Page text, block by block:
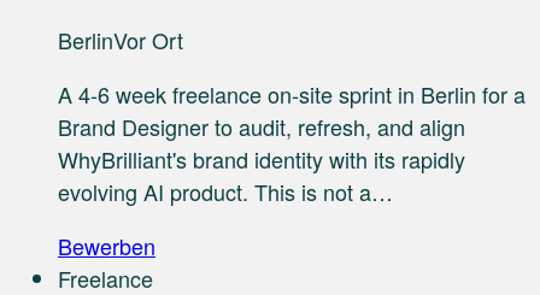
BerlinVor Ort
A 4-6 week freelance on-site sprint in Berlin for a
Brand Designer to audit, refresh, and align
WhyBrilliant's brand identity with its rapidly
evolving AI product. This is not a…
Bewerben
Freelance